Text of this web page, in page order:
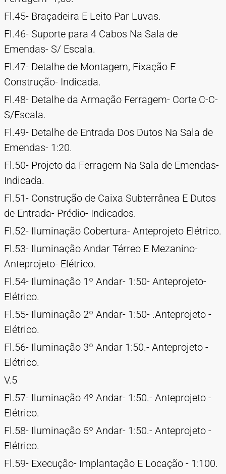
Fl.45- Braçadeira E Leito Par Luvas.
Fl.46- Suporte para 4 Cabos Na Sala de
Emendas- S/ Escala.
Fl.47- Detalhe de Montagem, Fixação E
Construção- Indicada.
Fl.48- Detalhe da Armação Ferragem- Corte C-C-
S/Escala.
Fl.49- Detalhe de Entrada Dos Dutos Na Sala de
Emendas- 1:20.
Fl.50- Projeto da Ferragem Na Sala de Emendas-
Indicada.
Fl.51- Construção de Caixa Subterrânea E Dutos
de Entrada- Prédio- Indicados.
Fl.52- Iluminação Cobertura- Anteprojeto Elétrico.
Fl.53- Iluminação Andar Térreo E Mezanino-
Anteprojeto- Elétrico.
Fl.54- Iluminação 1º Andar- 1:50- Anteprojeto-
Elétrico.
Fl.55- Iluminação 2º Andar- 1:50- .Anteprojeto -
Elétrico.
Fl.56- Iluminação 3º Andar 1:50.- Anteprojeto -
Elétrico.
V.5
Fl.57- Iluminação 4º Andar- 1:50.- Anteprojeto -
Elétrico.
Fl.58- Iluminação 5º Andar- 1:50.- Anteprojeto -
Elétrico.
Fl.59- Execução- Implantação E Locação - 1:100.